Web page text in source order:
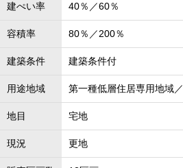
建ぺい率 40％／60％
容積率 80％／200％
建築条件 建築条件付
用途地域 第一種低層住居専用地域
地目 宅地
現況 更地